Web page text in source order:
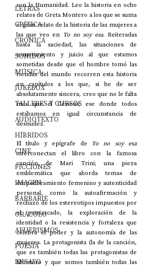
LETRAS
CRÍTICA
CRÓNICA
SONIDOS
MÚSICA
JUKEBOX
TALLERES Y CURSOS
AUDIOTEXTO
HÍBRIDOS
CINE
FICCIONES
IMAGEN
BARBARIE
ORÁCULO
AFUERISMOS
POESÍA
ENSAYO
son la Humanidad. Leo la historia en ocho
relatos de Greta Montero a los que se suma
el gran relato de la historia de las mujeres a
las que veo en Yo no soy esa. Reiteradas
hasta la saciedad, las situaciones de
sometimiento y juicio al que estamos
sometidas desde que el hombre tomó las
riendas del mundo recorren esta historia
en capítulos a los que, si he de ser
absolutamente sincera, creo que no le falta
más que el Génesis; ese donde todos
estábamos en igual circunstancia de
desnudez.
El título y epígrafe de
Yo no soy esa
interconectan el libro con la famosa
canción de Mari Trini; una pieza
emblemática que aborda temas de
empoderamiento femenino y autenticidad
personal, como la autoafirmación y
rechazo de los estereotipos impuestos por
el patriarcado, la exploración de la
identidad o la resistencia y fortaleza que
celebra el poder y la autonomía de las
mujeres. La protagonista (la de la canción,
que es también todas las protagonistas de
Montero y que somos también todas las